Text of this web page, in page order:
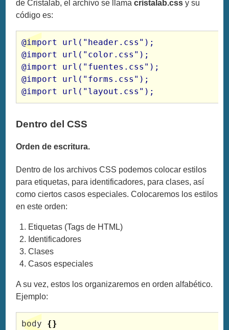
de Cristalab, el archivo se llamacristalab.css y su
código es:
@import url("header.css");
@import url("color.css");
@import url("fuentes.css");
@import url("forms.css");
@import url("layout.css");
Dentro del CSS
Orden de escritura.
Dentro de los archivos CSS podemos colocar estilos
para etiquetas, para identificadores, para clases, así
como ciertos casos especiales. Colocaremos los estilos
en este orden:
Etiquetas (Tags de HTML)
Identificadores
Clases
Casos especiales
A su vez, estos los organizaremos en orden alfabético.
Ejemplo:
body {}